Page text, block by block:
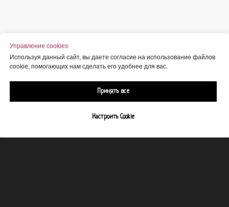
Управление cookies
Используя данный сайт, вы даете согласие на использование файлов
cookie, помогающих нам сделать его удобнее для вас.
Принять все
Настроить Cookie